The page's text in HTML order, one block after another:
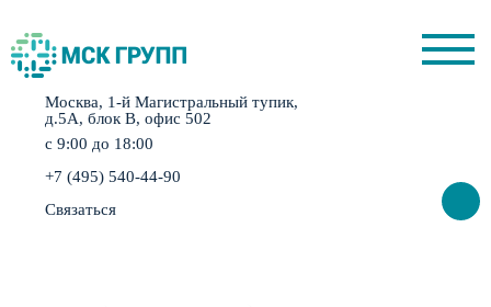
Москва, 1-й Магистральный тупик,
д.5А, блок B, офис 502
с 9:00 до 18:00
+7 (495) 540-44-90
Связаться